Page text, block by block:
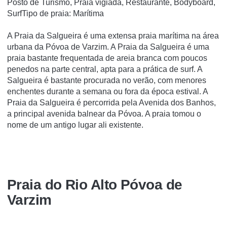
Posto de Turismo, Praia vigiada, Restaurante, Bodyboard,
SurfTipo de praia: Marítima
A Praia da Salgueira é uma extensa praia marítima na área
urbana da Póvoa de Varzim. A Praia da Salgueira é uma
praia bastante frequentada de areia branca com poucos
penedos na parte central, apta para a prática de surf. A
Salgueira é bastante procurada no verão, com menores
enchentes durante a semana ou fora da época estival. A
Praia da Salgueira é percorrida pela Avenida dos Banhos,
a principal avenida balnear da Póvoa. A praia tomou o
nome de um antigo lugar ali existente.
Praia do Rio Alto Póvoa de
Varzim